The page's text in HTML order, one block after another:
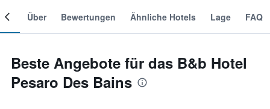
Über Bewertungen Ähnliche Hotels Lage FAQ
Beste Angebote für das B&b Hotel
Pesaro Des Bains